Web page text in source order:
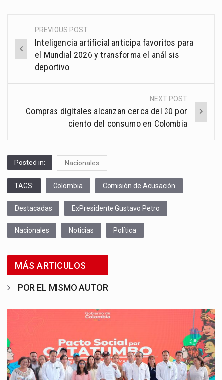
Post
navigation
PREVIOUS POST
Inteligencia artificial anticipa favoritos para
el Mundial 2026 y transforma el análisis
deportivo
NEXT POST
Compras digitales alcanzan cerca del 30 por
ciento del consumo en Colombia
Posted in: Nacionales
TAGS: Colombia Comisión de Acusación
Destacadas ExPresidente Gustavo Petro
Nacionales Noticias Política
MÁS ARTICULOS
POR EL MISMO AUTOR